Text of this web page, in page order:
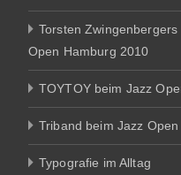
Torsten
Open Hamburg 2010
TOYTOY beim Jazz
Triband beim Jazz
Typografie im Alltag